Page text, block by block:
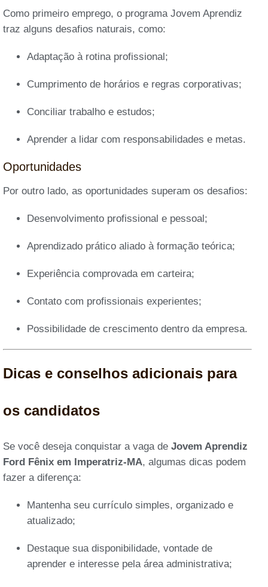
Como primeiro emprego, o programa Jovem Aprendiz
traz alguns desafios naturais, como:
Adaptação à rotina profissional;
Cumprimento de horários e regras corporativas;
Conciliar trabalho e estudos;
Aprender a lidar com responsabilidades e metas.
Oportunidades
Por outro lado, as oportunidades superam os desafios:
Desenvolvimento profissional e pessoal;
Aprendizado prático aliado à formação teórica;
Experiência comprovada em carteira;
Contato com profissionais experientes;
Possibilidade de crescimento dentro da empresa.
Dicas e conselhos adicionais para
os candidatos
Se você deseja conquistar a vaga de Jovem Aprendiz
Ford Fênix em Imperatriz-MA, algumas dicas podem
fazer a diferença:
Mantenha seu currículo simples, organizado e
atualizado;
Destaque sua disponibilidade, vontade de
aprender e interesse pela área administrativa;